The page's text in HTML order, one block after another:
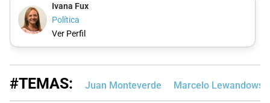
Ivana Fux
Política
Ver Perfil
#TEMAS: Juan Monteverde Marcelo Lewandowski